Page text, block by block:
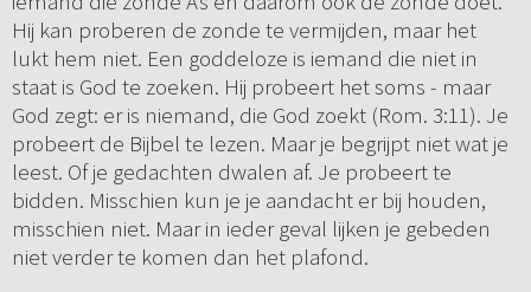
Hij kan proberen de zonde te vermijden, maar het
lukt hem niet. Een goddeloze is iemand die niet in
staat is God te zoeken. Hij probeert het soms - maar
God zegt: er is niemand, die God zoekt (Rom. 3:11). Je
probeert de Bijbel te lezen. Maar je begrijpt niet wat je
leest. Of je gedachten dwalen af. Je probeert te
bidden. Misschien kun je je aandacht er bij houden,
misschien niet. Maar in ieder geval lijken je gebeden
niet verder te komen dan het plafond.